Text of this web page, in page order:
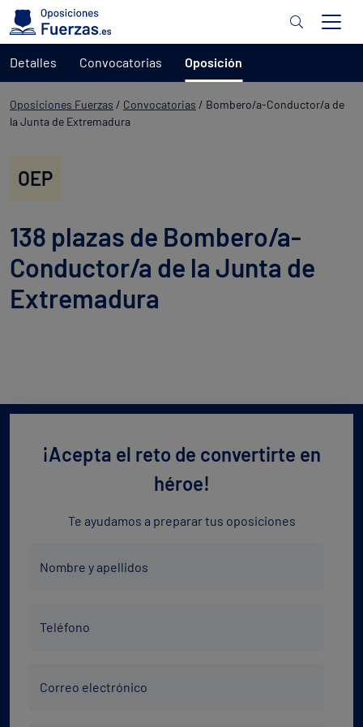
Oposiciones Fuerzas / Convocatorias / Bombero/a-Conductor/a de
la Junta de Extremadura
OEP
138 plazas de Bombero/a-
Conductor/a de la Junta de
Extremadura
Detalles Convocatorias Oposición
¡Acepta el reto de convertirte en
héroe!
Te ayudamos a preparar tus oposiciones
Nombre y apellidos
Teléfono
electrónico
Correo electrónico